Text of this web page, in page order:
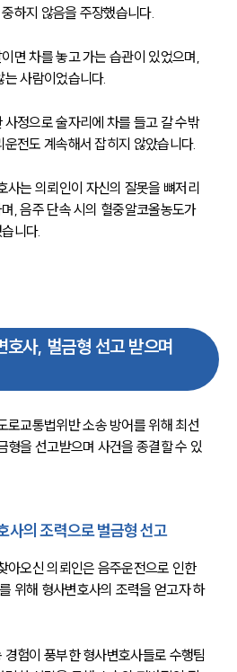
터소개
통합검색
AI대륜
업무사례
고객후기
무분야
하지 않음을 주장했습니다.
면 차를 놓고 가는 습관이 있었으며,
사람이었습니다.
정으로 술자리에 차를 들고 갈 수밖
전도 계속해서 잡히지 않았습니다.
사는 의뢰인이 자신의 잘못을 뼈저리
, 음주 단속 시의 혈중알코올농도가
니다.
호사, 벌금형 선고 받으며
로교통법위반 소송 방어를 위해 최선
형을 선고받으며 사건을 종결할 수 있
사의 조력으로 벌금형 선고
아오신 의뢰인은 음주운전으로 인한
위해 형사변호사의 조력을 얻고자 하
험이 풍부한 형사변호사들로 수행팀